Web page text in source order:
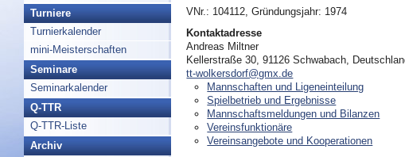
Turniere
Turnierkalender
mini-Meisterschaften
Seminare
Seminarkalender
Q-TTR
Q-TTR-Liste
Archiv
VNr.: 104112, Gründungsjahr: 1974
Kontaktadresse
Andreas Miltner
Kellerstraße 30, 91126 Schwabach,
tt-wolkersdorf@gmx.de
Mannschaften und Ligeneinteilung
Spielbetrieb und Ergebnisse
Mannschaftsmeldungen und Bilanzen
Vereinsfunktionäre
Vereinsangebote und Kooperationen